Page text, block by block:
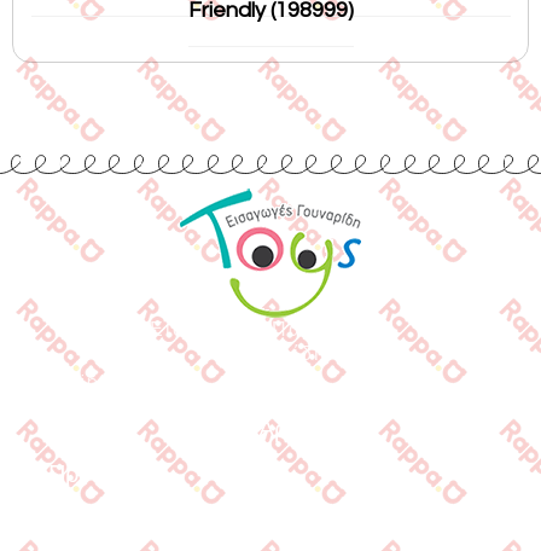
Friendly (198999)
Εισαγωγές Παιχνιδιών
Γουναρίδη
Quick Links
Αρχική
Προϊόντα